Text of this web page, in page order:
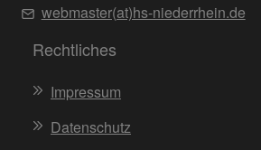
webmaster(at)hs-niederrhein.de
Rechtliches
Impressum
Datenschutz